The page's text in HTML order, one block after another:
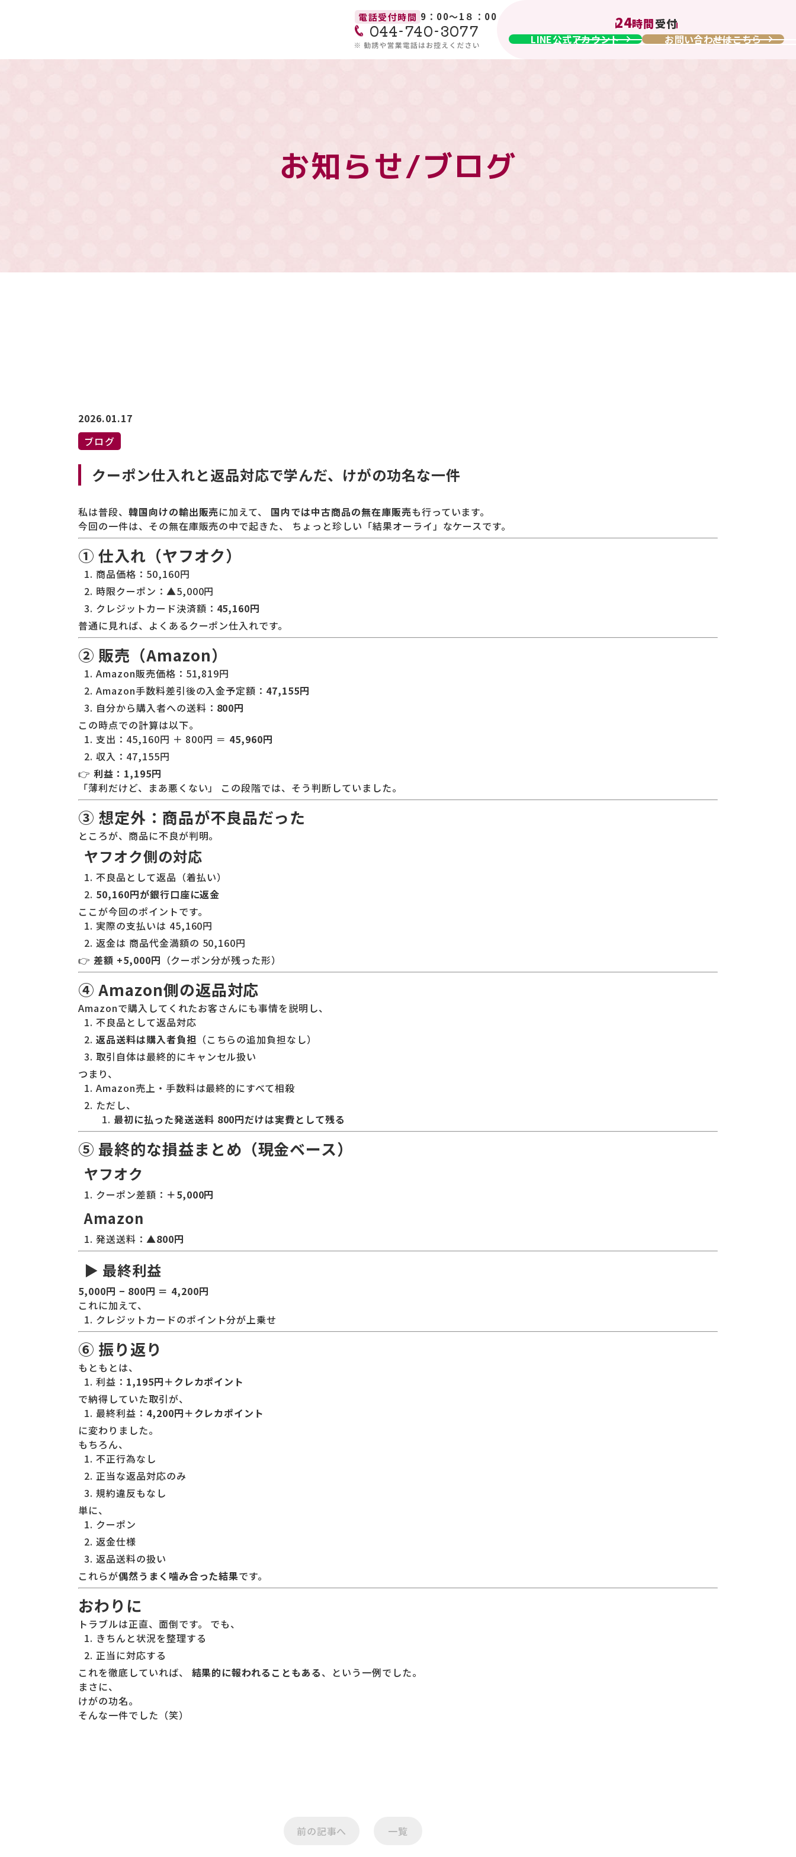
電話受付時間 9：00～1８：00
044-740-3077 24時間受付
LINE公式アカウント お問い合わせはこちら
お知らせ/ブログ
クーポン仕入れと返品対応で学んだ、けがの功名な一件
ブログ
2026.01.17
私は普段、 韓国向けの輸出販売に加えて、 国内では中古商品の無在庫販売も行っています。
今回の一件は、その無在庫販売の中で起きた、 ちょっと珍しい「結果オーライ」なケースです。
① 仕入れ（ヤフオク）
商品価格：50,160円
時限クーポン：▲5,000円
クレジットカード決済額： 45,160円
普通に見れば、よくあるクーポン仕入れです。
② 販売（Amazon）
Amazon販売価格：51,819円
Amazon手数料差引後の入金予定額： 47,155円
自分から購入者への送料： 800円
この時点での計算は以下。
支出：45,160円 ＋ 800円 ＝ 45,960円
収入：47,155円
👉 利益：1,195円
「薄利だけど、まあ悪くない」 この段階では、そう判断していました。
③ 想定外：商品が不良品だった
ところが、商品に不良が判明。
ヤフオク側の対応
不良品として返品（着払い）
50,160円が銀行口座に返金
ここが今回のポイントです。
実際の支払いは 45,160円
返金は 商品代金満額の 50,160円
👉 差額 +5,000円 （クーポン分が残った形）
④ Amazon側の返品対応
Amazonで購入してくれたお客さんにも事情を説明し、
不良品として返品対応
返品送料は購入者負担 （こちらの追加負担なし）
取引自体は最終的にキャンセル扱い
つまり、
Amazon売上・手数料は最終的にすべて相殺
ただし、
最初に払った発送送料 800円だけは実費として残る
⑤ 最終的な損益まとめ（現金ベース）
ヤフオク
クーポン差額： ＋5,000円
Amazon
発送送料： ▲800円
▶ 最終利益
5,000円 − 800円 ＝ 4,200円
これに加えて、
クレジットカードのポイント分が上乗せ
⑥ 振り返り
もともとは、
利益： 1,195円＋クレカポイント
で納得していた取引が、
最終利益： 4,200円＋クレカポイント
に変わりました。
もちろん、
不正行為なし
正当な返品対応のみ
規約違反もなし
単に、
クーポン
返金仕様
返品送料の扱い
これらが偶然うまく噛み合った結果です。
おわりに
トラブルは正直、面倒です。 でも、
きちんと状況を整理する
正当に対応する
これを徹底していれば、 結果的に報われることもある、という一例でした。
まさに、
けがの功名。
そんな一件でした（笑）
前の記事へ 一覧